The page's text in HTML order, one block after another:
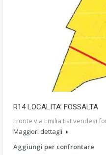
R14 LOCALITA’ FOSSALTA
Fronte via Emilia Est vendesi
Maggiori dettagli
Aggiungi per confrontare